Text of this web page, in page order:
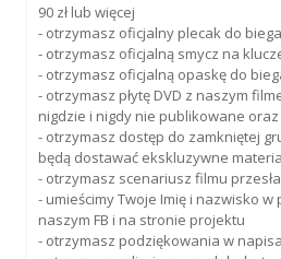
90 zł lub więcej
- otrzymasz oficjalny plecak do
- otrzymasz oficjalną smycz na
- otrzymasz oficjalną opaskę do
- otrzymasz płytę DVD z naszym
nigdzie i nigdy nie publikowane
- otrzymasz dostęp do zamkniętej
będą dostawać ekskluzywne
- otrzymasz scenariusz filmu
- umieścimy Twoje Imię i nazwisko
naszym FB i na stronie projektu
- otrzymasz podziękowania w